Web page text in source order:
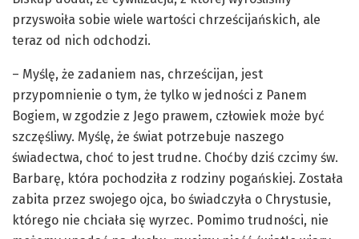
przyswoiła sobie wiele wartości chrześcijańskich, ale
teraz od nich odchodzi.
– Myślę, że zadaniem nas, chrześcijan, jest
przypomnienie o tym, że tylko w jedności z Panem
Bogiem, w zgodzie z Jego prawem, człowiek może być
szczęśliwy. Myślę, że świat potrzebuje naszego
świadectwa, choć to jest trudne. Choćby dziś czcimy św.
Barbarę, która pochodziła z rodziny pogańskiej. Została
zabita przez swojego ojca, bo świadczyła o Chrystusie,
którego nie chciała się wyrzec. Pomimo trudności, nie